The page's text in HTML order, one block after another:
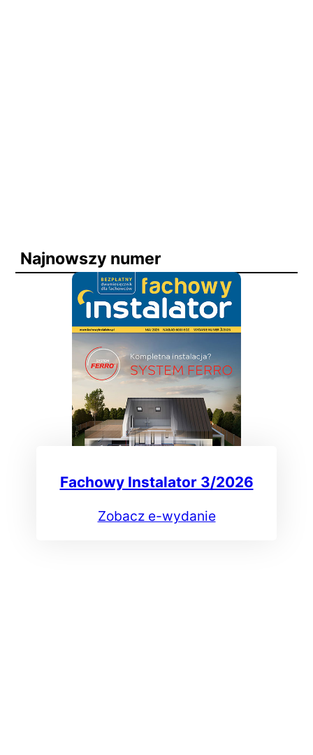
Najnowszy numer
Fachowy Instalator 3/2026
Zobacz e-wydanie